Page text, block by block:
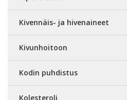
Kivennäis- ja hivenaineet
Kivunhoitoon
Kodin puhdistus
Kolesteroli